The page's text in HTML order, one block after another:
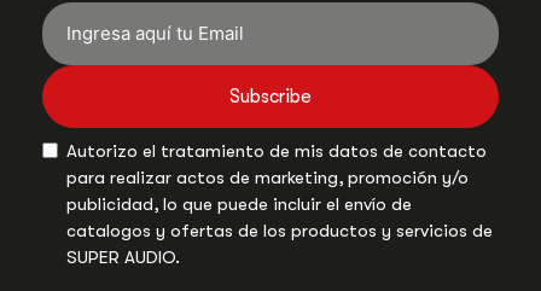
Subscribe
Autorizo el tratamiento de mis datos de contacto
para realizar actos de marketing, promoción y/o
publicidad, lo que puede incluir el envío de
catalogos y ofertas de los productos y servicios de
SUPER AUDIO.